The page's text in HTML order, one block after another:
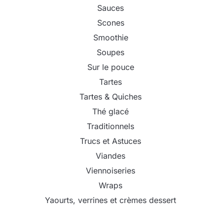
Sauces
Scones
Smoothie
Soupes
Sur le pouce
Tartes
Tartes & Quiches
Thé glacé
Traditionnels
Trucs et Astuces
Viandes
Viennoiseries
Wraps
Yaourts, verrines et crèmes dessert